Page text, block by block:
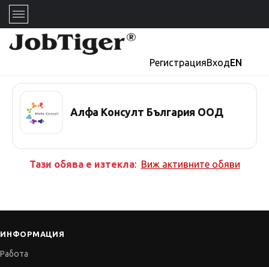
РегистрацияВходEN
Алфа Консулт България ООД
Тази обява е изтекла: Виж активните обяви
ИНФОРМАЦИЯ
Работа